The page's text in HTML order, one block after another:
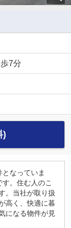
7分
)
なっていま
。住む人のこ
。当社が取り扱
高く、快適に暮
になる物件が見